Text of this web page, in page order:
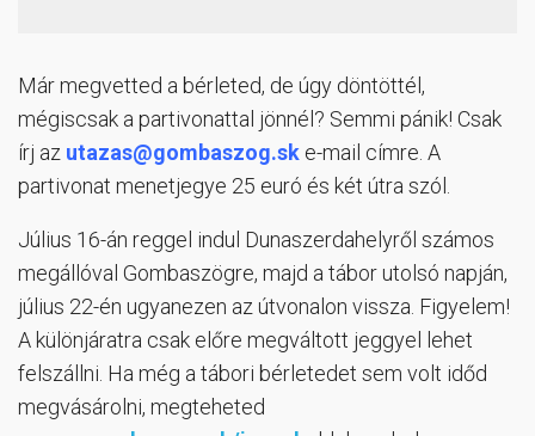
Már megvetted a bérleted, de úgy döntöttél,
mégiscsak a partivonattal jönnél? Semmi pánik! Csak
írj az utazas@gombaszog.sk e-mail címre. A
partivonat menetjegye 25 euró és két útra szól.
Július 16-án reggel indul Dunaszerdahelyről számos
megállóval Gombaszögre, majd a tábor utolsó napján,
július 22-én ugyanezen az útvonalon vissza. Figyelem!
A különjáratra csak előre megváltott jeggyel lehet
felszállni. Ha még a tábori bérletedet sem volt időd
megvásárolni, megteheted